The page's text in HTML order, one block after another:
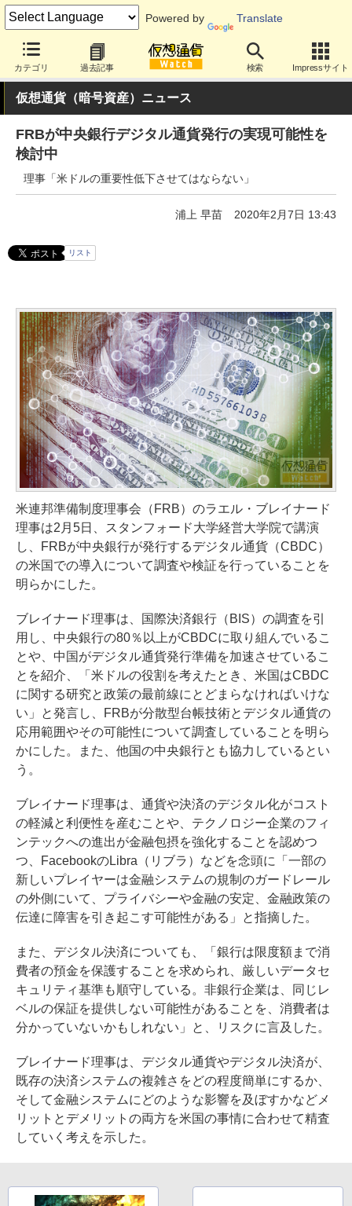
Powered by Translate
カテゴリ 過去記事 検索 Impressサイト
仮想通貨（暗号資産）ニュース
FRBが中央銀行デジタル通貨発行の実現可能性を
検討中
理事「米ドルの重要性低下させてはならない」
浦上 早苗 2020年2月7日 13:43
リスト
米連邦準備制度理事会（FRB）のラエル・ブレイナード
理事は2月5日、スタンフォード大学経営大学院で講演
し、FRBが中央銀行が発行するデジタル通貨（CBDC）
の米国での導入について調査や検証を行っていることを
明らかにした。
ブレイナード理事は、国際決済銀行（BIS）の調査を引
用し、中央銀行の80％以上がCBDCに取り組んでいるこ
とや、中国がデジタル通貨発行準備を加速させているこ
とを紹介、「米ドルの役割を考えたとき、米国はCBDC
に関する研究と政策の最前線にとどまらなければいけな
い」と発言し、FRBが分散型台帳技術とデジタル通貨の
応用範囲やその可能性について調査していることを明ら
かにした。また、他国の中央銀行とも協力しているとい
う。
ブレイナード理事は、通貨や決済のデジタル化がコスト
の軽減と利便性を産むことや、テクノロジー企業のフィ
ンテックへの進出が金融包摂を強化することを認めつ
つ、FacebookのLibra（リブラ）などを念頭に「一部の
新しいプレイヤーは金融システムの規制のガードレール
の外側にいて、プライバシーや金融の安定、金融政策の
伝達に障害を引き起こす可能性がある」と指摘した。
また、デジタル決済についても、「銀行は限度額まで消
費者の預金を保護することを求められ、厳しいデータセ
キュリティ基準も順守している。非銀行企業は、同じレ
ベルの保証を提供しない可能性があることを、消費者は
分かっていないかもしれない」と、リスクに言及した。
ブレイナード理事は、デジタル通貨やデジタル決済が、
既存の決済システムの複雑さをどの程度簡単にするか、
そして金融システムにどのような影響を及ぼすかなどメ
リットとデメリットの両方を米国の事情に合わせて精査
していく考えを示した。